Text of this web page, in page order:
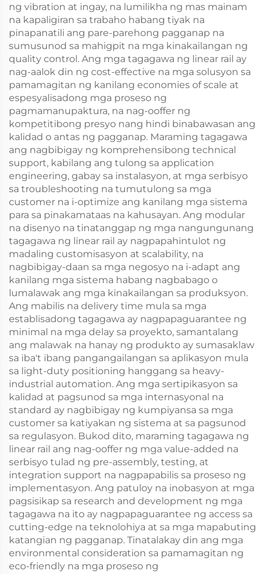
ng vibration at ingay, na lumilikha ng mas mainam
na kapaligiran sa trabaho habang tiyak na
pinapanatili ang pare-parehong pagganap na
sumusunod sa mahigpit na mga kinakailangan ng
quality control. Ang mga tagagawa ng linear rail ay
nag-aalok din ng cost-effective na mga solusyon sa
pamamagitan ng kanilang economies of scale at
espesyalisadong mga proseso ng
pagmamanupaktura, na nag-ooffer ng
kompetitibong presyo nang hindi binabawasan ang
kalidad o antas ng pagganap. Maraming tagagawa
ang nagbibigay ng komprehensibong technical
support, kabilang ang tulong sa application
engineering, gabay sa instalasyon, at mga serbisyo
sa troubleshooting na tumutulong sa mga
customer na i-optimize ang kanilang mga sistema
para sa pinakamataas na kahusayan. Ang modular
na disenyo na tinatanggap ng mga nangungunang
tagagawa ng linear rail ay nagpapahintulot ng
madaling customisasyon at scalability, na
nagbibigay-daan sa mga negosyo na i-adapt ang
kanilang mga sistema habang nagbabago o
lumalawak ang mga kinakailangan sa produksyon.
Ang mabilis na delivery time mula sa mga
establisadong tagagawa ay nagpapaguarantee ng
minimal na mga delay sa proyekto, samantalang
ang malawak na hanay ng produkto ay sumasaklaw
sa iba't ibang pangangailangan sa aplikasyon mula
sa light-duty positioning hanggang sa heavy-
industrial automation. Ang mga sertipikasyon sa
kalidad at pagsunod sa mga internasyonal na
standard ay nagbibigay ng kumpiyansa sa mga
customer sa katiyakan ng sistema at sa pagsunod
sa regulasyon. Bukod dito, maraming tagagawa ng
linear rail ang nag-ooffer ng mga value-added na
serbisyo tulad ng pre-assembly, testing, at
integration support na nagpapabilis sa proseso ng
implementasyon. Ang patuloy na inobasyon at mga
pagsisikap sa research and development ng mga
tagagawa na ito ay nagpapaguarantee ng access sa
cutting-edge na teknolohiya at sa mga mapabuting
katangian ng pagganap. Tinatalakay din ang mga
environmental consideration sa pamamagitan ng
eco-friendly na mga proseso ng